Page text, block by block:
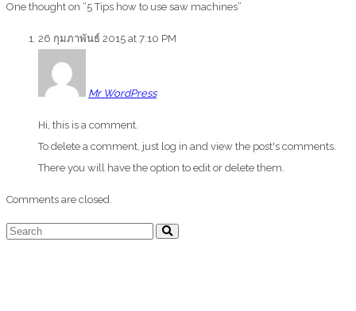
One thought on “5 Tips how to use saw machines”
26 กุมภาพันธ์ 2015 at 7:10 PM
Mr WordPress
Hi, this is a comment.
To delete a comment, just log in and view the post's comments.
There you will have the option to edit or delete them.
Comments are closed.